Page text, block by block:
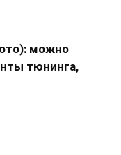
можно
тюнинга,